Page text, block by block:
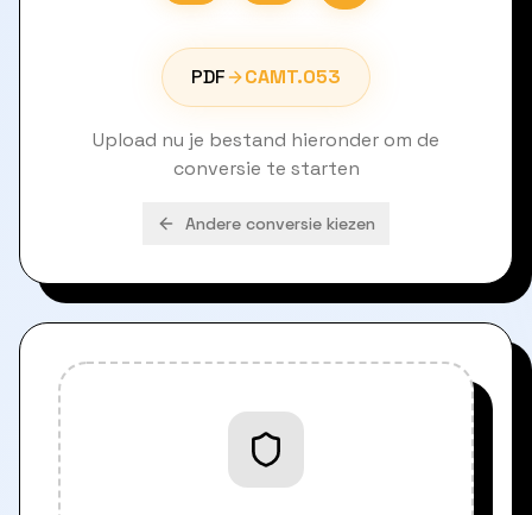
PDF CAMT.053
Upload nu je bestand hieronder om de
conversie te starten
Andere conversie kiezen